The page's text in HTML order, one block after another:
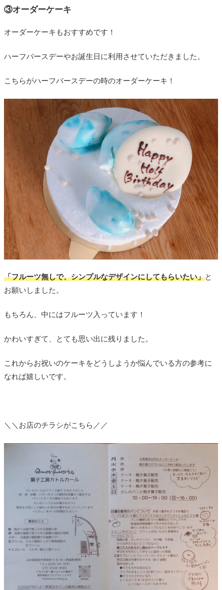
③オーダーケーキ
オーダーケーキもおすすめです！
ハーフバースデーやお誕生日に利用させていただきました。
こちらがハーフバースデーの時のオーダーケーキ！
「フルーツ無しで、シンプルなデザインにしてもらいたい」と
お願いしました。
もちろん、中にはフルーツ入っています！
かわいすぎて、とても思い出に残りました。
これからお祝いのケーキをどうしようか悩んでいる方の参考に
なれば嬉しいです。
＼＼お店のチラシがこちら／／